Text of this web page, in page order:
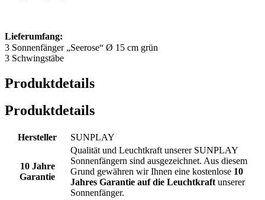
Lieferumfang:
3 Sonnenfänger „Seerose“ Ø 15 cm grün
3 Schwingstäbe
Produktdetails
Produktdetails
Hersteller SUNPLAY
10 Jahre
Garantie
Qualität und Leuchtkraft unserer SUNPLAY
Sonnenfängern sind ausgezeichnet. Aus diesem
Grund gewähren wir Ihnen eine kostenlose 10
Jahres Garantie auf die Leuchtkraft unserer
Sonnenfänger.